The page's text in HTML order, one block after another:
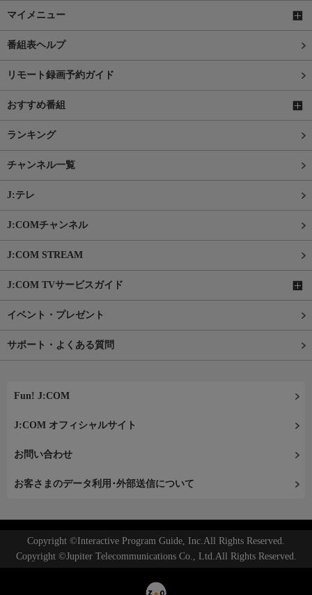
マイメニュー
番組表ヘルプ
リモート録画予約ガイド
おすすめ番組
ランキング
チャンネル一覧
J:テレ
J:COMチャンネル
J:COM STREAM
J:COM TVサービスガイド
イベント・プレゼント
サポート・よくある質問
Fun! J:COM
J:COM オフィシャルサイト
お問い合わせ
お客さまのデータ利用･外部送信について
Copyright ©Interactive Program Guide, Inc.All Rights Reserved.
Copyright ©Jupiter Telecommunications Co., Ltd.All Rights Reserved.